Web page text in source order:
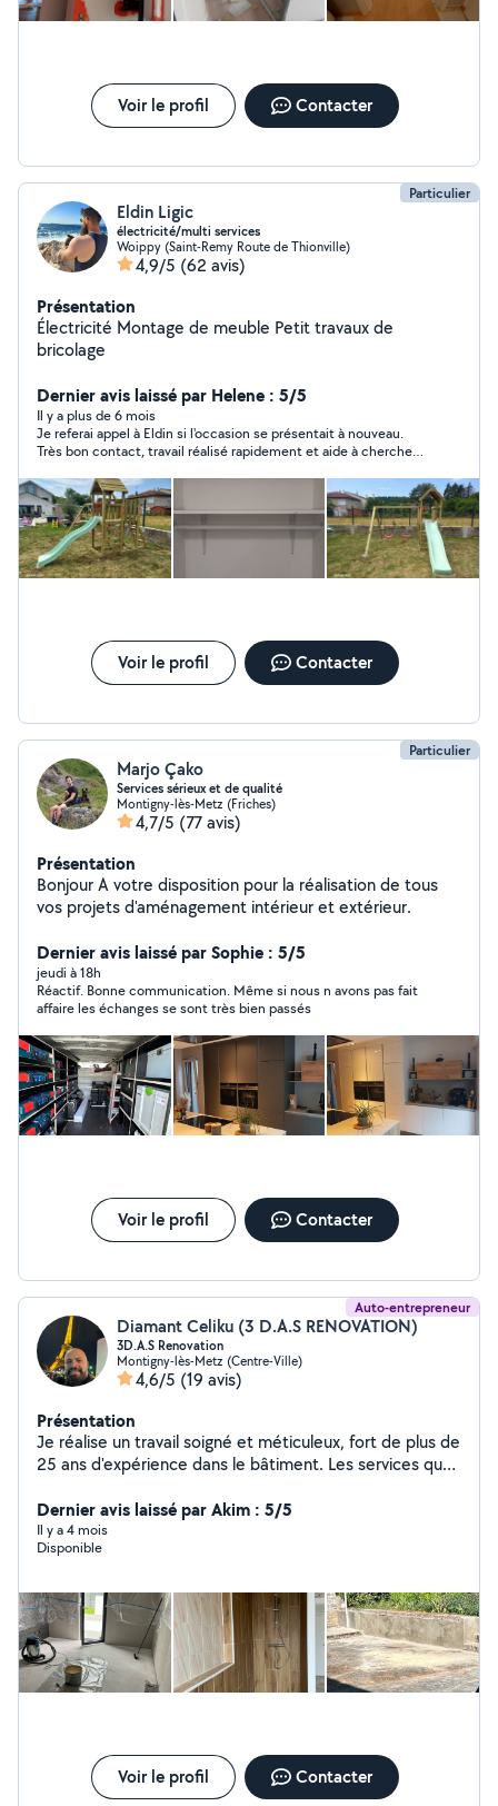
Voir le profil Contacter
Particulier
Eldin Ligic
électricité/multi services
Woippy (Saint-Remy Route de Thionville)
4,9/5 (62 avis)
Présentation
Électricité Montage de meuble Petit travaux de
bricolage
Dernier avis laissé par Helene : 5/5
Il y a plus de 6 mois
Je referai appel à Eldin si l'occasion se présentait à nouveau.
Très bon contact, travail réalisé rapidement et aide à chercher
Voir le profil Contacter
Particulier
Marjo Çako
Services sérieux et de qualité
Montigny-lès-Metz (Friches)
4,7/5 (77 avis)
Présentation
Bonjour A votre disposition pour la réalisation de tous
vos projets d'aménagement intérieur et extérieur.
Dernier avis laissé par Sophie : 5/5
jeudi à 18h
Réactif. Bonne communication. Même si nous n avons pas fait
affaire les échanges se sont très bien passés
Voir le profil Contacter
Auto-entrepreneur
Diamant Celiku (3 D.A.S RENOVATION)
3D.A.S Renovation
Montigny-lès-Metz (Centre-Ville)
4,6/5 (19 avis)
Présentation
Je réalise un travail soigné et méticuleux, fort de plus de
25 ans d'expérience dans le bâtiment. Les services que
Papier peint Soudure Menuiserie Pose de meubles
Maçonnerie Démolition N'hésitez pas à me contacter
pour vos projets !
Dernier avis laissé par Akim : 5/5
Il y a 4 mois
Disponible
Voir le profil Contacter